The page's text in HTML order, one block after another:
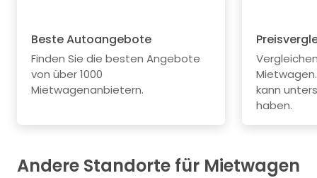
Beste Autoangebote
Finden Sie die besten Angebote
von über 1000
Mietwagenanbietern.
kann
haben.
Andere Standorte für Mietwagen